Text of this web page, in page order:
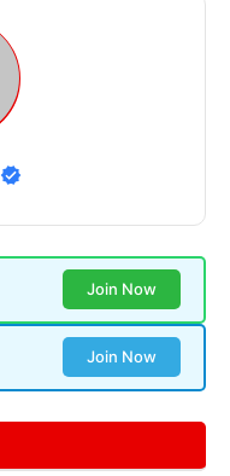
Join Now
Join Now